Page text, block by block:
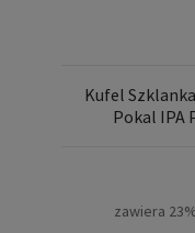
Kufel
Pokal IPA
zawiera